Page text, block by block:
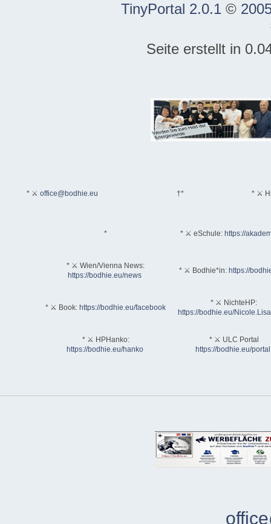
TinyPortal 2.0.1©
Seite erstellt in
* ⚔ office@bodhie.eu †* * ⚔
* * ⚔ eSchule: https://
* ⚔ Wien/Vienna News:
https://bodhie.eu/news
* ⚔ Bodhie*in: https://
* ⚔ Book: https://bodhie.eu/facebook
* ⚔ NichteHP:
https://bodhie.eu/
* ⚔ HPHanko:
https://bodhie.eu/hanko
* ⚔ ULC Portal
https://bodhie.eu/portal